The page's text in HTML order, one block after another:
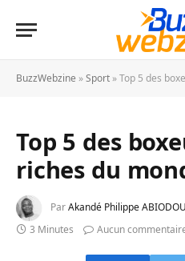
BuzzWebzine »Sport »Top 5 des
Top 5 des
riches du
ParAkandé Philippe
3 Minutes
Aucun